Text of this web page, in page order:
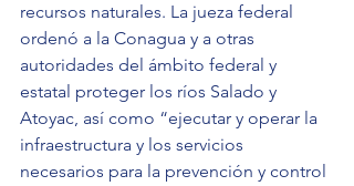
recursos naturales. La jueza federal
ordenó a la Conagua y a otras
autoridades del ámbito federal y
estatal proteger los ríos Salado y
Atoyac, así como “ejecutar y operar la
infraestructura y los servicios
necesarios para la prevención y control